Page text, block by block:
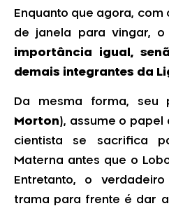
Enquanto que agora, com
de janela para vingar, o
importância igual,
demais integrantes da
Da mesma forma, seu
Morton), assume o papel
cientista se sacrifica
Materna antes que o
Entretanto, o
trama para frente é dar